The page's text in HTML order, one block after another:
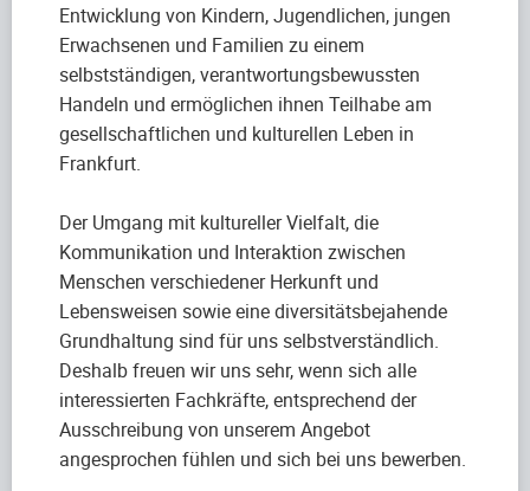
Entwicklung von Kindern, Jugendlichen, jungen
Erwachsenen und Familien zu einem
selbstständigen, verantwortungsbewussten
Handeln und ermöglichen ihnen Teilhabe am
gesellschaftlichen und kulturellen Leben in
Frankfurt.
Der Umgang mit kultureller Vielfalt, die
Kommunikation und Interaktion zwischen
Menschen verschiedener Herkunft und
Lebensweisen sowie eine diversitätsbejahende
Grundhaltung sind für uns selbstverständlich.
Deshalb freuen wir uns sehr, wenn sich alle
interessierten Fachkräfte, entsprechend der
Ausschreibung von unserem Angebot
angesprochen fühlen und sich bei uns bewerben.